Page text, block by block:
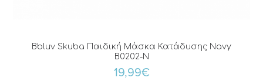
Bbluv Skuba Παιδική Μάσκα Κατάδυσης Navy
B0202-N
19,99€